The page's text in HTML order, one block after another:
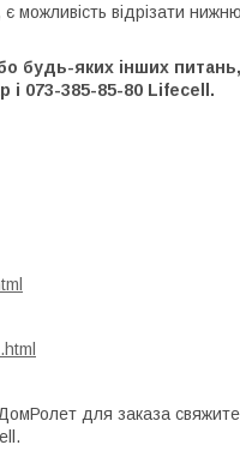
відрізати
будь-яких інших
і 073-385-85-80 Lifecell.
для заказа